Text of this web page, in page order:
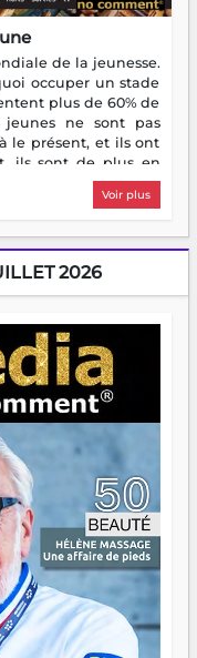
de la jeunesse.
occuper un stade
plus de 60% de
ne sont pas
le présent, et ils ont
ils sont de plus en
à risquer — souvent
toujours avec cette
les nouvelles sont
vient de décrocher le
Elia rafle le Prix
oui, on pourrait
soi satisfait. Mais ce
La fougue, ça
Une flamme sans
consumer. C'est
pour reprendre le
les récifs. Les jeunes
comme on dit. Ce
— c'est une question
aussi vos échecs.
mieux que
la barque avance.
rame dans le
Voir plus
2026